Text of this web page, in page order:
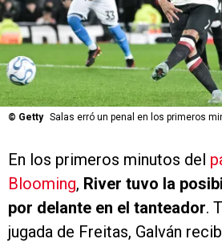
© Getty Salas erró un penal en los primeros
En los primeros minutos del
Blooming, River tuvo la
por delante en el tanteador.
jugada de Freitas, Galván